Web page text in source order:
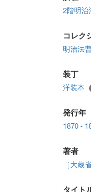
2階明治
コレク
明治法
装丁
洋装本
発行年
1870 -
著者
［大蔵
タイト